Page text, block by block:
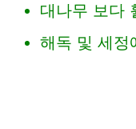
대나무 보다
해독 및 세정